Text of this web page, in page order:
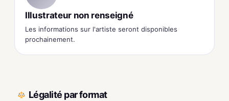
Illustrateur non renseigné
Les informations sur l'artiste seront disponibles
prochainement.
Légalité par format